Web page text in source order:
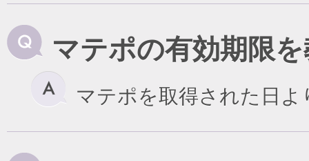
マテポの有効期限
マテポを取得された日